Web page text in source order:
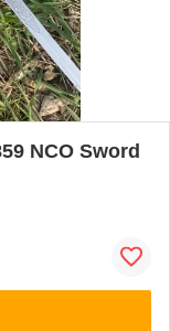
NCO Sword